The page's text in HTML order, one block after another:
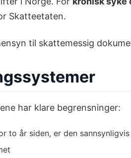
Skatteetaten.
til skattemessig
har klare begrensninger:
to år siden, er den